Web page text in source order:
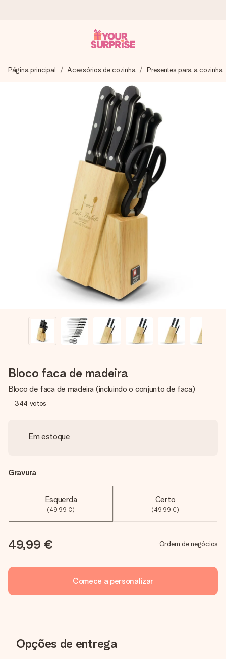
Preparamos o teu presente com toda a atenção e
hora certa, quando mais importa.
4,7 (com base em +15.000 avaliações)
Os nossos presentes inspiram. Os clientes avaliam-nos
com 4,7 no Google Reviews.
Cartão com mensagem grátis
Cria algo único em apenas alguns passos - com o nome
dela, uma foto ou uma mensagem que realmente toca o
coração. Sem complicações, apenas todo o amor num
momento especial.
Página principal Acessórios de cozinha Presentes para a cozinha
Bloco faca de madeira
Bloco de faca de madeira (incluindo o conjunto de faca)
344 votos
Em estoque
Gravura
Esquerda
(49,99 €)
Certo
(49,99 €)
49,99 € Ordem de negócios
Comece a personalizar
Opções de entrega